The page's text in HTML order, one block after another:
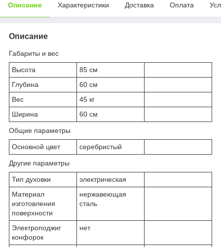
Описание Характеристики Доставка Оплата
Описание
Габариты и вес
Высота
85 см
Глубина
60 см
Вес
45 кг
Ширина
60 см
Общие параметры
Основной цвет серебристый
Другие параметры
Тип духовки
электрическая
Материал
изготовления
поверхности
нержавеющая
сталь
Электроподжиг
конфорок
нет